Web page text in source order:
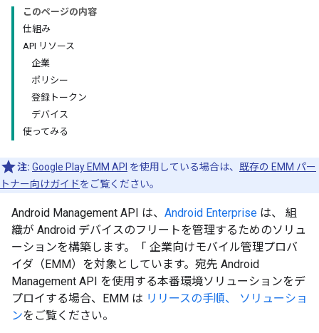
このページの内容
仕組み
API リソース
企業
ポリシー
登録トークン
デバイス
使ってみる
注: Google Play EMM API を使用している場合は、 既存の EMM パー
トナー向けガイドをご覧ください。
Android Management API は、 Android Enterprise は、 組
織が Android デバイスのフリートを管理するためのソリュ
ーションを構築します。「 企業向けモバイル管理プロバ
イダ（EMM）を対象としています。宛先 Android
Management API を使用する本番環境ソリューションをデ
プロイする場合、EMM は リリースの手順、 ソリューショ
ンをご覧ください。